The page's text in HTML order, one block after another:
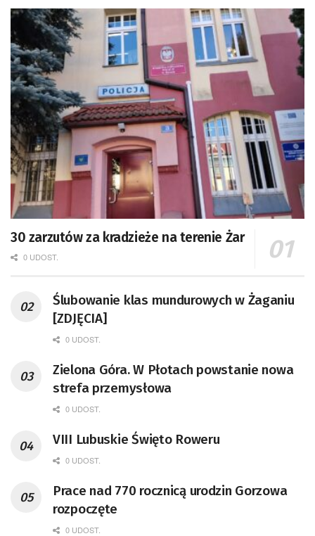
30 zarzutów za kradzieże na terenie Żar
0 UDOST.
Ślubowanie klas mundurowych w Żaganiu
[ZDJĘCIA]
0 UDOST.
Zielona Góra. W Płotach powstanie nowa
strefa przemysłowa
0 UDOST.
VIII Lubuskie Święto Roweru
0 UDOST.
Prace nad 770 rocznicą urodzin Gorzowa
rozpoczęte
0 UDOST.